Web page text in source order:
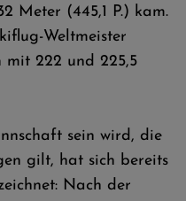
Meter (445,1 P.) kam.
Weltmeister
mit 222 und 225,5
sein wird, die
gilt, hat sich bereits
Nach der